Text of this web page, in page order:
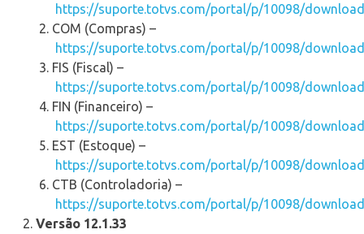
https://suporte.totvs.com/portal/p/10098/
COM (Compras) –
https://suporte.totvs.com/portal/p/10098/
FIS (Fiscal) –
https://suporte.totvs.com/portal/p/10098/
FIN (Financeiro) –
https://suporte.totvs.com/portal/p/10098/
EST (Estoque) –
https://suporte.totvs.com/portal/p/10098/
CTB (Controladoria) –
https://suporte.totvs.com/portal/p/10098/
Versão 12.1.33